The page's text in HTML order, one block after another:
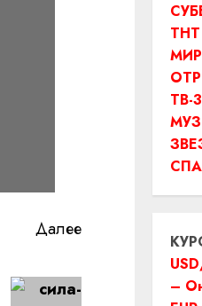
Далее
ТНТ
МИР
ТВ-
–